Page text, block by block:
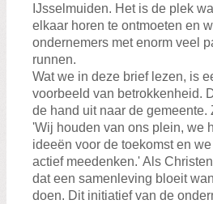
IJsselmuiden. Het is de plek
elkaar horen te ontmoeten en
ondernemers met enorm veel
runnen.
Wat we in deze brief lezen, is
voorbeeld van betrokkenheid.
de hand uit naar de gemeente.
'Wij houden van ons plein, we
ideeën voor de toekomst en
actief meedenken.' Als
dat een samenleving bloeit
doen. Dit initiatief van de